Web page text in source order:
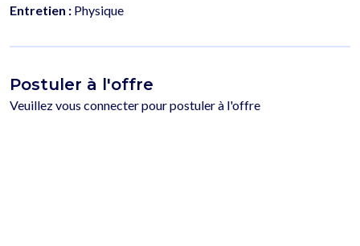
Entretien : Physique
Postuler à l'offre
Veuillez vous connecter pour postuler à l'offre